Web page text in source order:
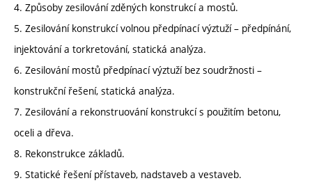
4. Způsoby zesilování zděných konstrukcí a mostů.
5. Zesilování konstrukcí volnou předpínací výztuží – předpínání,
injektování a torkretování, statická analýza.
6. Zesilování mostů předpínací výztuží bez soudržnosti –
konstrukční řešení, statická analýza.
7. Zesilování a rekonstruování konstrukcí s použitím betonu,
oceli a dřeva.
8. Rekonstrukce základů.
9. Statické řešení přístaveb, nadstaveb a vestaveb.